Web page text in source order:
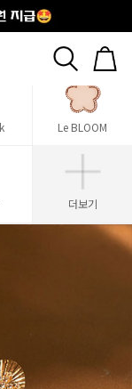
Le BLOOM
KINT Rose
더보기